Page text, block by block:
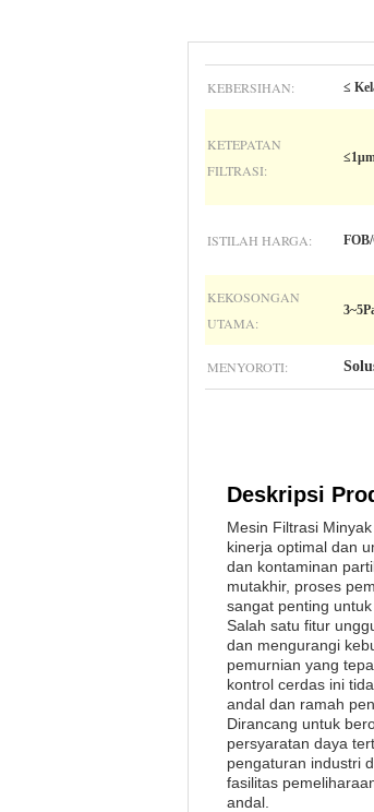
KEBERSIHAN: ≤
KETEPATAN
FILTRASI:
ISTILAH HARGA:
KEKOSONGAN
UTAMA:
MENYOROTI:
Deskripsi
Mesin Filtrasi
kinerja optimal dan
dan kontaminan
mutakhir, proses
sangat penting
Salah satu fitur
dan mengurangi
pemurnian yang
kontrol cerdas ini
andal dan ramah
Dirancang untuk
persyaratan daya
pengaturan industri
fasilitas
andal.